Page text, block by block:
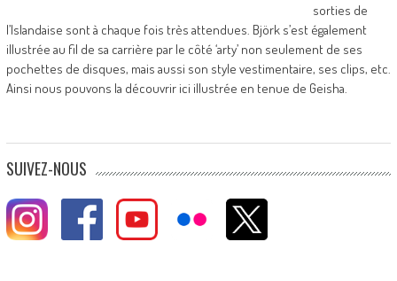
sorties de
l’Islandaise sont à chaque fois très attendues. Björk s’est également
illustrée au fil de sa carrière par le côté ‘arty’ non seulement de ses
pochettes de disques, mais aussi son style vestimentaire, ses clips, etc.
Ainsi nous pouvons la découvrir ici illustrée en tenue de Geisha.
SUIVEZ-NOUS